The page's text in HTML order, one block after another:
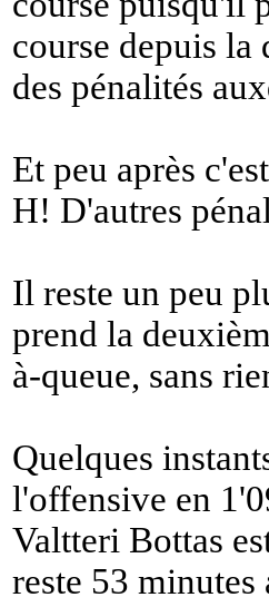
course depuis la
des pénalités
Et peu après
H! D'autres
Il reste un peu
prend la
à-queue, sans
Quelques
l'offensive en
Valtteri Bottas
reste 53 minutes